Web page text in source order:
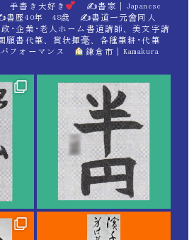
手書き大好き
✍書家｜Japanese
書歴40年 48歳 ✍書道一元會同人
･企業･老人ホーム書道講師、美文字講
書代筆、賞状揮毫、各種筆耕･代筆
フォーマンス
鎌倉市｜Kamakura